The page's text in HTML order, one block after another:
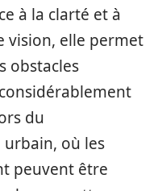
à la clarté et à
vision, elle permet
obstacles
du
où les
peuvent être